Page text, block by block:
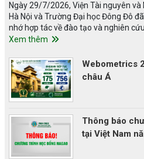
Ngày 29/7/2026, Viện Tài nguyên
Hà Nội và Trường Đại học Đông Đô
nhớ hợp tác về đào tạo và nghiên
Xem thêm
Webometrics
châu Á
Thông báo
tại Việt Nam